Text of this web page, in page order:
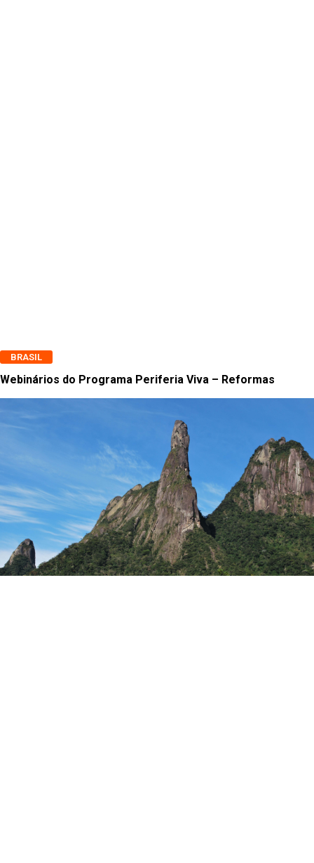
BRASIL
Webinários do Programa Periferia Viva – Reformas